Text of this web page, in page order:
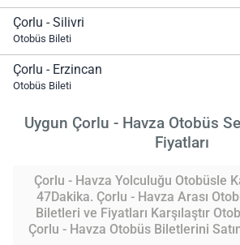
Çorlu - Silivri
Otobüs Bileti
Çorlu - Erzincan
Otobüs Bileti
Uygun Çorlu - Havza Otobüs
Fiyatları
Çorlu - Havza Yolculuğu Otobüsle
47Dakika. Çorlu - Havza Arası
Biletleri ve Fiyatları Karşılaştır
Çorlu - Havza Otobüs Biletlerini